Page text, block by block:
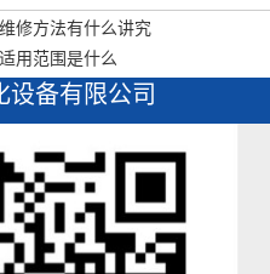
修方法有什么讲究
用范围是什么
备有限公司